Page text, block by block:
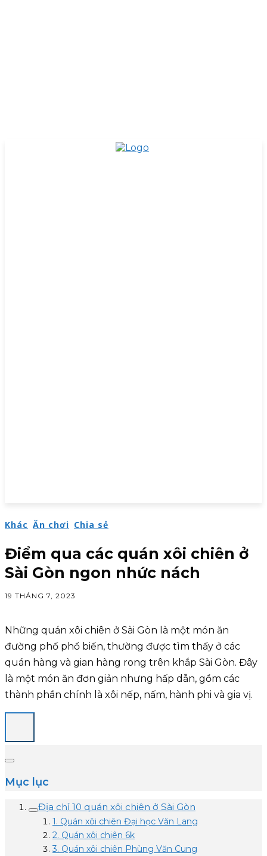
Khác Ăn chơi Chia sẻ
Điểm qua các quán xôi chiên ở
Sài Gòn ngon nhức nách
19 THÁNG 7, 2023
Những quán xôi chiên ở Sài Gòn là một món ăn
đường phố phổ biến, thường được tìm thấy ở các
quán hàng và gian hàng rong trên khắp Sài Gòn. Đây
là một món ăn đơn giản nhưng hấp dẫn, gồm các
thành phần chính là xôi nếp, nấm, hành phi và gia vị.
Mục lục
Địa chỉ 10 quán xôi chiên ở Sài Gòn
1. Quán xôi chiên Đại học Văn Lang
2. Quán xôi chiên 6k
3. Quán xôi chiên Phùng Văn Cung